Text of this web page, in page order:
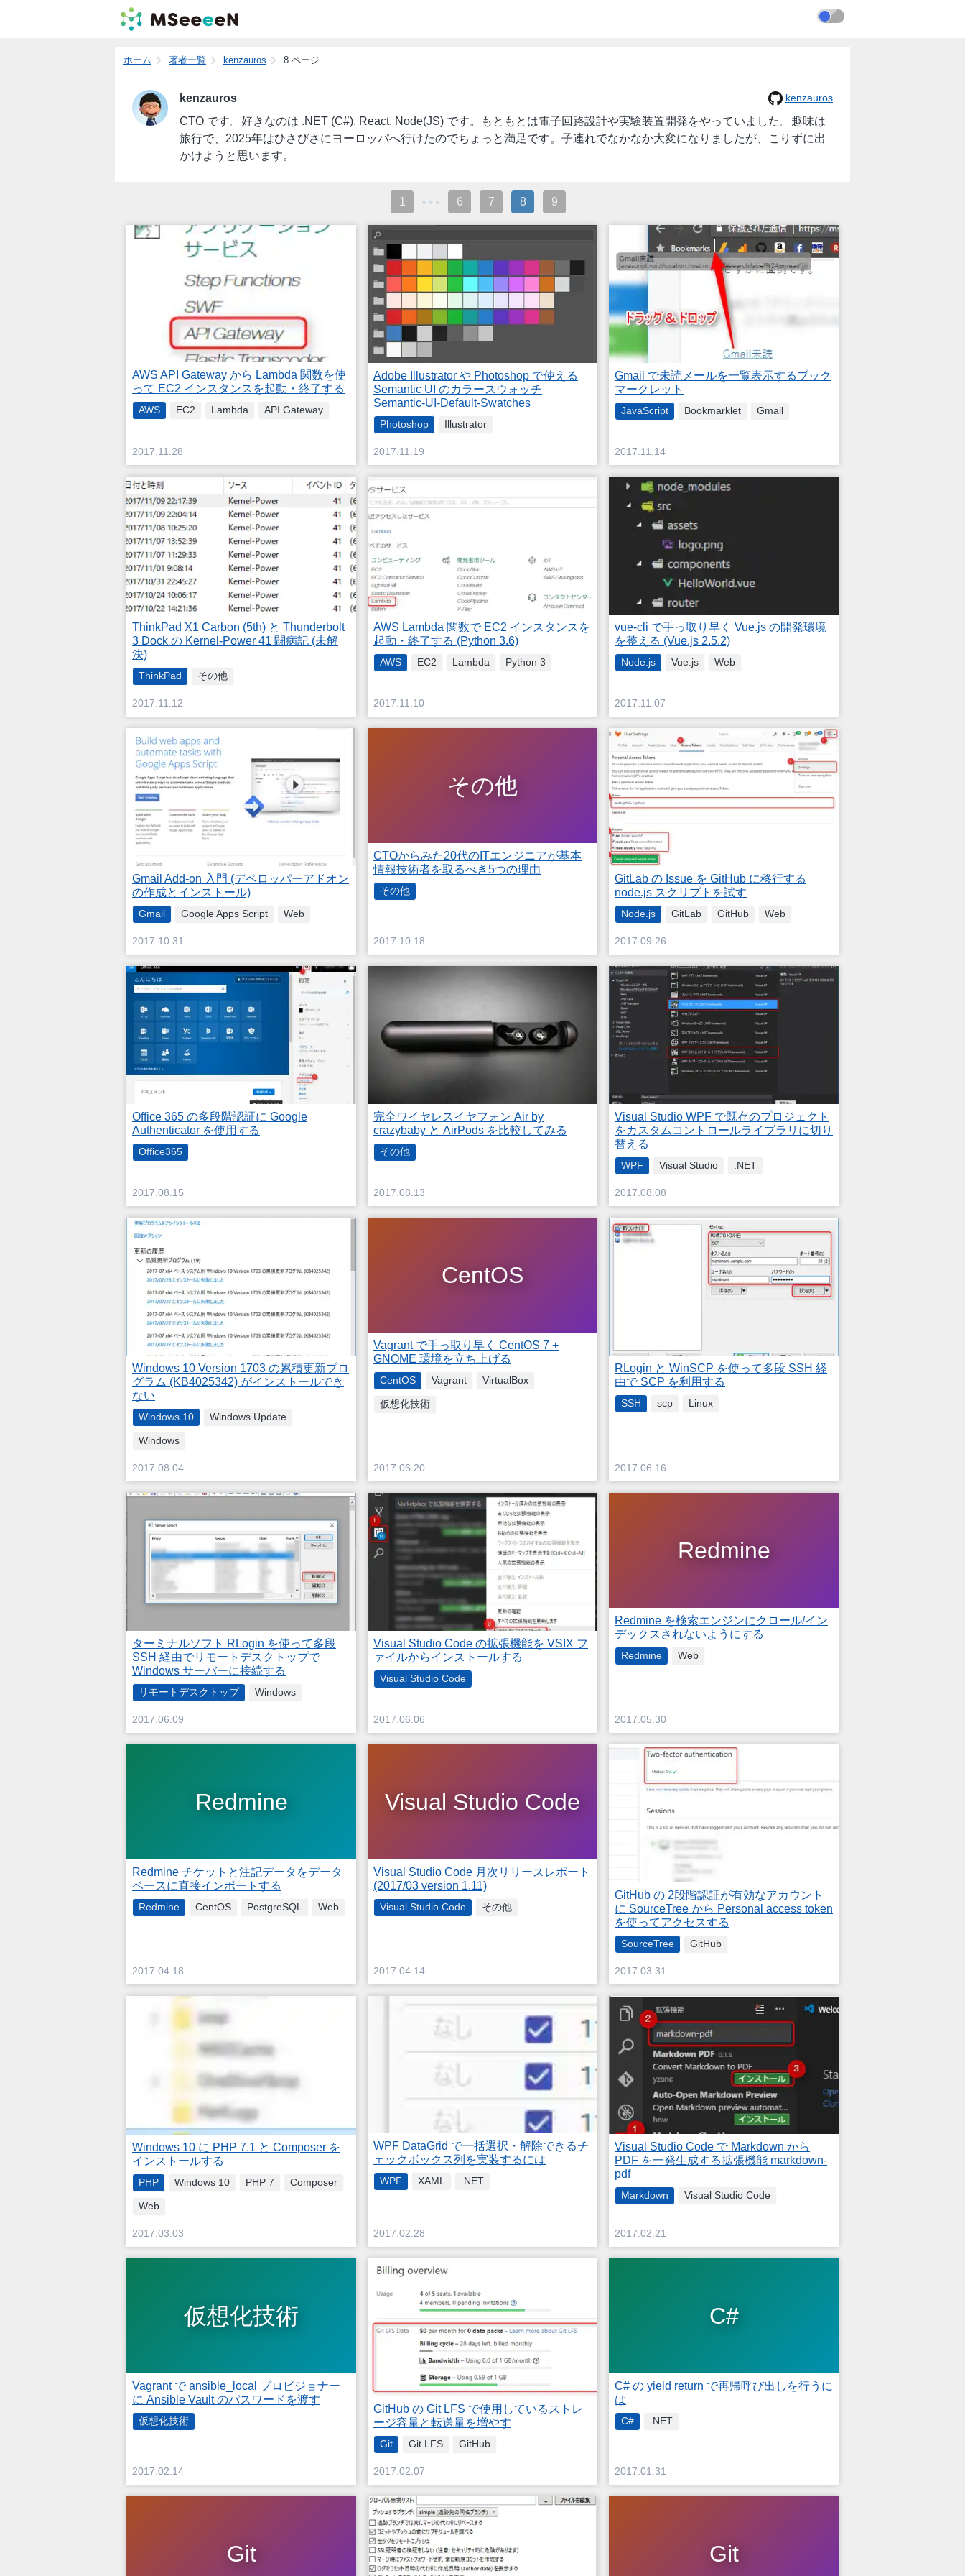
ホーム 著者一覧 kenzauros 8 ページ
kenzauros kenzauros
CTO です。好きなのは .NET (C#), React, Node(JS) です。もともとは電子回路設計や実験装置開発をやっていました。趣味は
旅行で、2025年はひさびさにヨーロッパへ行けたのでちょっと満足です。子連れでなかなか大変になりましたが、こりずに出
かけようと思います。
1 6 7 8 9
AWS API Gateway から Lambda 関数を使
って EC2 インスタンスを起動・終了する
AWS EC2 Lambda API Gateway
2017.11.28
Adobe Illustrator や Photoshop で使える
Semantic UI のカラースウォッチ
Semantic-UI-Default-Swatches
Photoshop Illustrator
2017.11.19
Gmail で未読メールを一覧表示するブック
マークレット
JavaScript Bookmarklet Gmail
2017.11.14
ThinkPad X1 Carbon (5th) と Thunderbolt
3 Dock の Kernel-Power 41 闘病記 (未解
決)
ThinkPad その他
2017.11.12
AWS Lambda 関数で EC2 インスタンスを
起動・終了する (Python 3.6)
AWS EC2 Lambda Python 3
2017.11.10
vue-cli で手っ取り早く Vue.js の開発環境
を整える (Vue.js 2.5.2)
Node.js Vue.js Web
2017.11.07
Gmail Add-on 入門 (デベロッパーアドオン
の作成とインストール)
Gmail Google Apps Script Web
2017.10.31
その他
CTOからみた20代のITエンジニアが基本
情報技術者を取るべき5つの理由
その他
2017.10.18
GitLab の Issue を GitHub に移行する
node.js スクリプトを試す
Node.js GitLab GitHub Web
2017.09.26
Office 365 の多段階認証に Google
Authenticator を使用する
Office365
2017.08.15
完全ワイヤレスイヤフォン Air by
crazybaby と AirPods を比較してみる
その他
2017.08.13
Visual Studio WPF で既存のプロジェクト
をカスタムコントロールライブラリに切り
替える
WPF Visual Studio .NET
2017.08.08
Windows 10 Version 1703 の累積更新プロ
グラム (KB4025342) がインストールでき
ない
Windows 10 Windows Update
Windows
2017.08.04
CentOS
Vagrant で手っ取り早く CentOS 7 +
GNOME 環境を立ち上げる
CentOS Vagrant VirtualBox
仮想化技術
2017.06.20
RLogin と WinSCP を使って多段 SSH 経
由で SCP を利用する
SSH scp Linux
2017.06.16
ターミナルソフト RLogin を使って多段
SSH 経由でリモートデスクトップで
Windows サーバーに接続する
リモートデスクトップ Windows
2017.06.09
Visual Studio Code の拡張機能を VSIX フ
ァイルからインストールする
Visual Studio Code
2017.06.06
Redmine
Redmine を検索エンジンにクロール/イン
デックスされないようにする
Redmine Web
2017.05.30
Redmine
Redmine チケットと注記データをデータ
ベースに直接インポートする
Redmine CentOS PostgreSQL Web
2017.04.18
Visual Studio Code
Visual Studio Code 月次リリースレポート
(2017/03 version 1.11)
Visual Studio Code その他
2017.04.14
GitHub の 2段階認証が有効なアカウント
に SourceTree から Personal access token
を使ってアクセスする
SourceTree GitHub
2017.03.31
Windows 10 に PHP 7.1 と Composer を
インストールする
PHP Windows 10 PHP 7 Composer
Web
2017.03.03
WPF DataGrid で一括選択・解除できるチ
ェックボックス列を実装するには
WPF XAML .NET
2017.02.28
Visual Studio Code で Markdown から
PDF を一発生成する拡張機能 markdown-
pdf
Markdown Visual Studio Code
2017.02.21
仮想化技術
Vagrant で ansible_local プロビジョナー
に Ansible Vault のパスワードを渡す
仮想化技術
2017.02.14
GitHub の Git LFS で使用しているストレ
ージ容量と転送量を増やす
Git Git LFS GitHub
2017.02.07
C#
C# の yield return で再帰呼び出しを行うに
は
C# .NET
2017.01.31
Git Git